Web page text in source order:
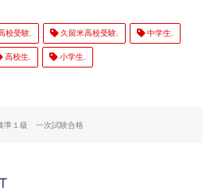
校受験. 久留米高校受験. 中学生.
高校生. 小学生.
準１級 一次試験合格